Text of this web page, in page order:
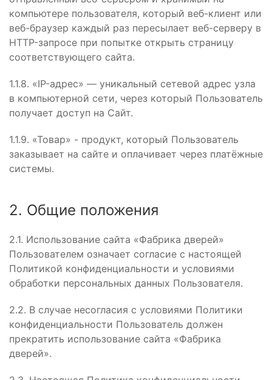
компьютере пользователя, который веб-клиент или
веб-браузер каждый раз пересылает веб-серверу в
HTTP-запросе при попытке открыть страницу
соответствующего сайта.
1.1.8. «IP-адрес» — уникальный сетевой адрес узла
в компьютерной сети, через который Пользователь
получает доступ на Сайт.
1.1.9. «Товар» - продукт, который Пользователь
заказывает на сайте и оплачивает через платёжные
системы.
2. Общие положения
2.1. Использование сайта «Фабрика дверей»
Пользователем означает согласие с настоящей
Политикой конфиденциальности и условиями
обработки персональных данных Пользователя.
2.2. В случае несогласия с условиями Политики
конфиденциальности Пользователь должен
прекратить использование сайта «Фабрика
дверей».